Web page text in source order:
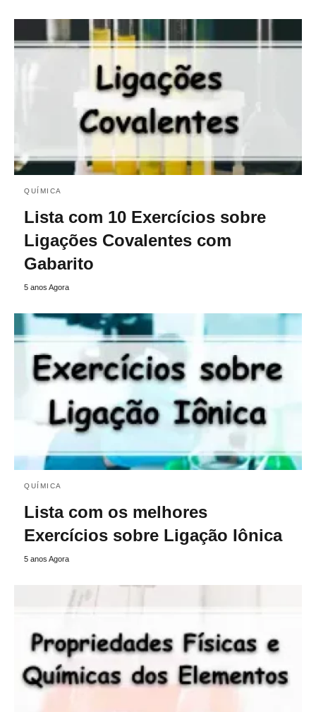
QUÍMICA
Lista com 10 Exercícios sobre
Ligações Covalentes com
Gabarito
5 anos Agora
QUÍMICA
Lista com os melhores
Exercícios sobre Ligação Iônica
5 anos Agora